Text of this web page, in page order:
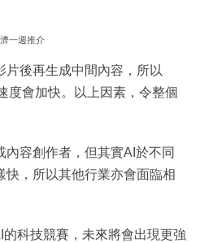
一週推介
片後再生成中間內容，所以
度會加快。以上因素，令整個
容創作者，但其實AI於不同
快，所以其他行業亦會面臨相
科技競賽，未來將會出現更強